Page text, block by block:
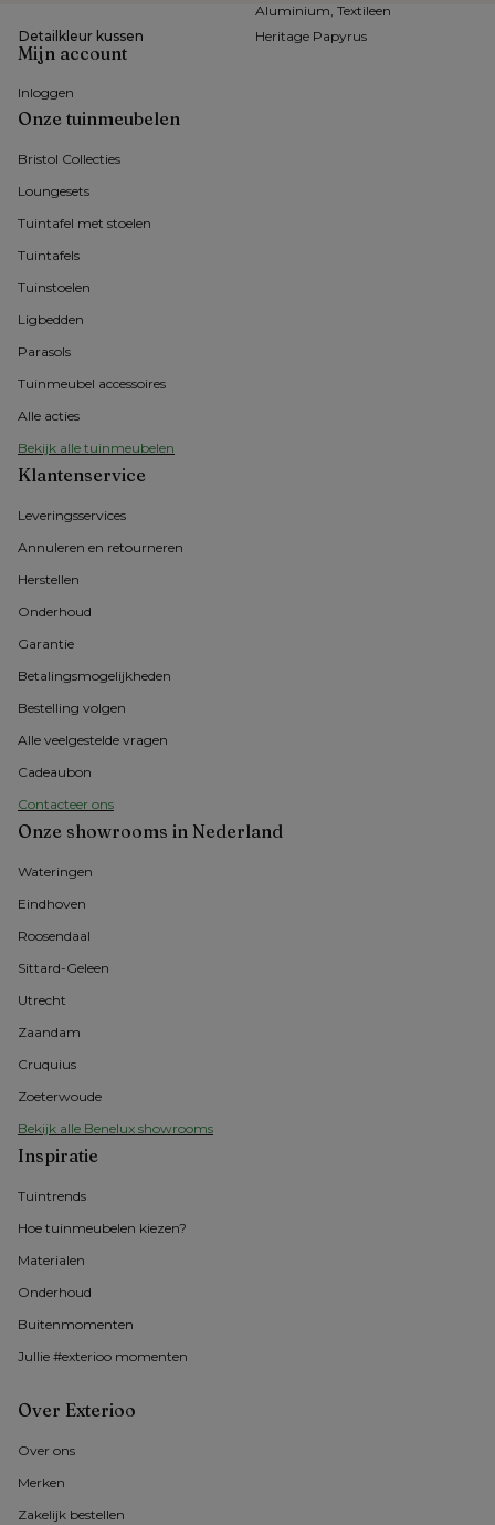
Aluminium, Textileen
Detailkleur kussen
Heritage Papyrus
Onze tuinmeubelen
Bristol Collecties
Loungesets
Tuintafel met stoelen
Tuintafels
Tuinstoelen
Ligbedden
Parasols
Tuinmeubel accessoires
Alle acties
Bekijk alle tuinmeubelen
Klantenservice
Leveringsservices
Annuleren en retourneren
Herstellen
Onderhoud
Garantie
Betalingsmogelijkheden
Bestelling volgen
Alle veelgestelde vragen
Cadeaubon
Contacteer ons
Onze showrooms in Nederland
Wateringen
Eindhoven
Roosendaal
Sittard-Geleen
Utrecht
Zaandam
Cruquius
Zoeterwoude
Bekijk alle Benelux showrooms
Inspiratie
Tuintrends
Hoe tuinmeubelen kiezen?
Materialen
Onderhoud
Buitenmomenten
Jullie #exterioo momenten
Over Exterioo
Over ons
Merken
Zakelijk bestellen
Mijn account
Inloggen